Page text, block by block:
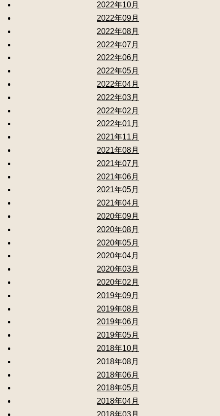
2022年10月
2022年09月
2022年08月
2022年07月
2022年06月
2022年05月
2022年04月
2022年03月
2022年02月
2022年01月
2021年11月
2021年08月
2021年07月
2021年06月
2021年05月
2021年04月
2020年09月
2020年08月
2020年05月
2020年04月
2020年03月
2020年02月
2019年09月
2019年08月
2019年06月
2019年05月
2018年10月
2018年08月
2018年06月
2018年05月
2018年04月
2018年03月